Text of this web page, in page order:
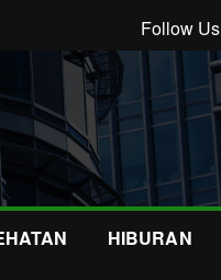
Follow Us
HIBURAN